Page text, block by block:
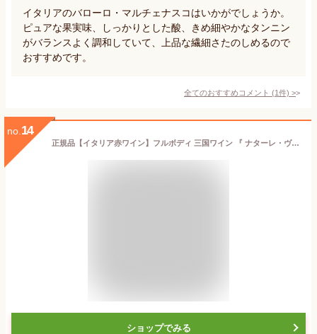
イタリアのバローロ・マルチェナスコはいかがでしょうか。
ピュアな果実味、しっかりとした酸、きめ細やかなタンニン
がバランスよく調和していて、上品な繊細さたのしめるので
おすすめです。
全てのおすすめコメント (1件) >
no. 14
正規品【イタリア赤ワイン】フルボディ 三国ワイン 『 ナターレ・ヴェルガ ラブ ロッソ IGT ヴェネト 750ml 』 母の日 父の日 敬老の日 誕生日プレゼント バレンタイン ホワイトデー クリスマス 御結婚御祝 記念日 内祝 開店御祝 成人祝い 就職御祝
ショップでみる